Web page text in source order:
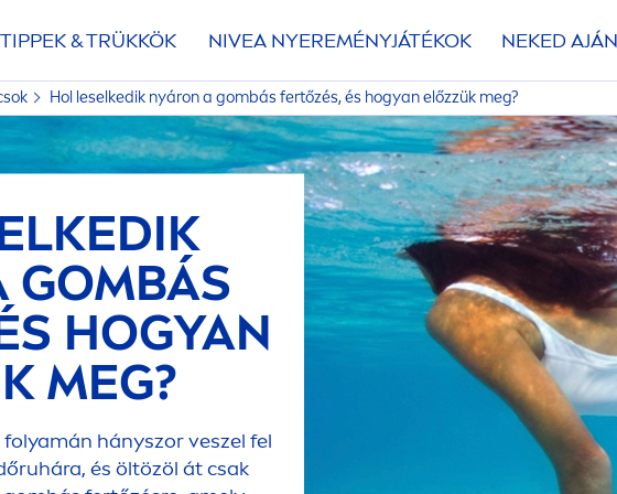
TIPPEK & TRÜKKÖK NIVEA NYEREMÉNYJÁTÉKOK NEKED
Hol leselkedik nyáron a gombás fertőzés, és hogyan előzzük meg?
GOMBÁS
HOGYAN
MEG?
hányszor veszel fel
és öltözöl át csak